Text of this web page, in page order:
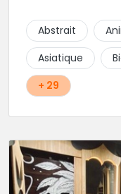
religieux ou du
combler par sa
mandala,
bonheur des futurs
Fat, Tom, Sento,
qu'à regarder les
Abstrait
Asiatique
+ 29